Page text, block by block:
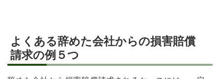
よくある辞めた会社からの損害賠償
請求の例５つ